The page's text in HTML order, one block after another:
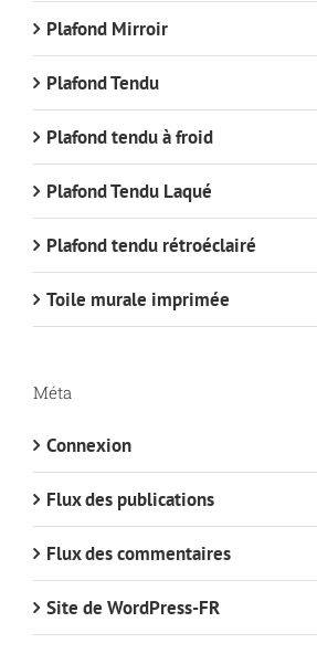
Plafond Mirroir
Plafond Tendu
Plafond tendu à froid
Plafond Tendu Laqué
Plafond tendu rétroéclairé
Toile murale imprimée
Méta
Connexion
Flux des publications
Flux des commentaires
Site de WordPress-FR